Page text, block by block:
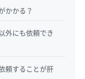
かかる？
外にも依頼でき
頼することが肝